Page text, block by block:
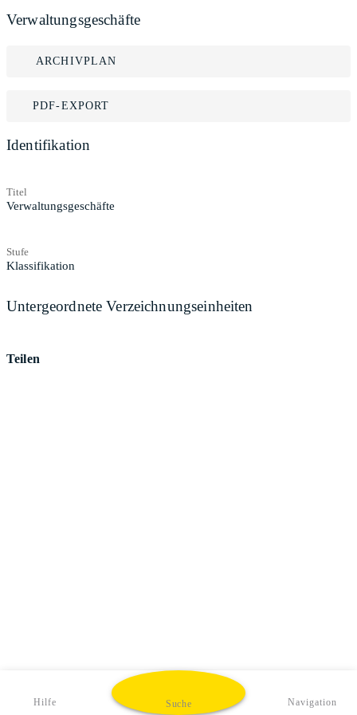
Verwaltungsgeschäfte
ARCHIVPLAN
PDF-EXPORT
Identifikation
Titel
Verwaltungsgeschäfte
Stufe
Klassifikation
Untergeordnete Verzeichnungseinheiten
Teilen
Hilfe Suche Navigation